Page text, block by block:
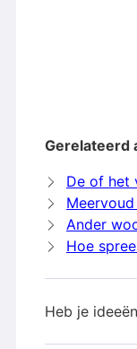
Gerelateerd
De of het
Ander
Hoe
Heb je